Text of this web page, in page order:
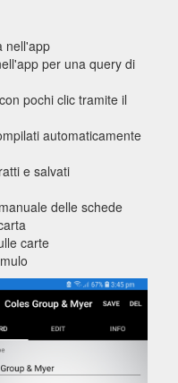
nell'app
per una query di
pochi clic tramite il
automaticamente
e salvati
delle schede
carte